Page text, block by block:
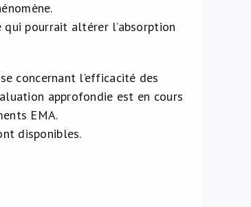
pourrait altérer l’absorption
concernant l’efficacité des
approfondie est en cours
EMA.
disponibles.